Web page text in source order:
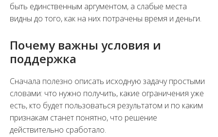
быть единственным аргументом, а слабые места
видны до того, как на них потрачены время и деньги.
Почему важны условия и
поддержка
Сначала полезно описать исходную задачу простыми
словами: что нужно получить, какие ограничения уже
есть, кто будет пользоваться результатом и по каким
признакам станет понятно, что решение
действительно сработало.